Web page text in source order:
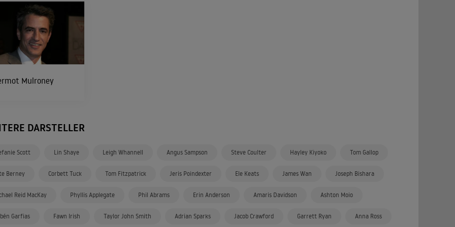
Mulroney
DARSTELLER
Scott Lin Shaye Leigh Whannell Angus Sampson Steve Coulter Hayley Kiyoko Tom Gallop
Berney Corbett Tuck Tom Fitzpatrick Jeris Poindexter Ele Keats James Wan Joseph Bishara
Reid MacKay Phyllis Applegate Phil Abrams Erin Anderson Amaris Davidson Ashton Moio
Garfias Fawn Irish Taylor John Smith Adrian Sparks Jacob Crawford Garrett Ryan Anna Ross